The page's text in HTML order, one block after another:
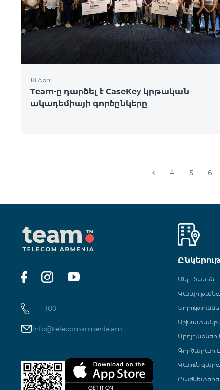
18 April
Team-ը դարձել է CaseKey կրթական
ակադեմիայի գործընկերը
4 5 6
100
info@telecomarmenia.am
Մեր մասին
Կապի
Աշխատանք
Գործարար
Կայուն